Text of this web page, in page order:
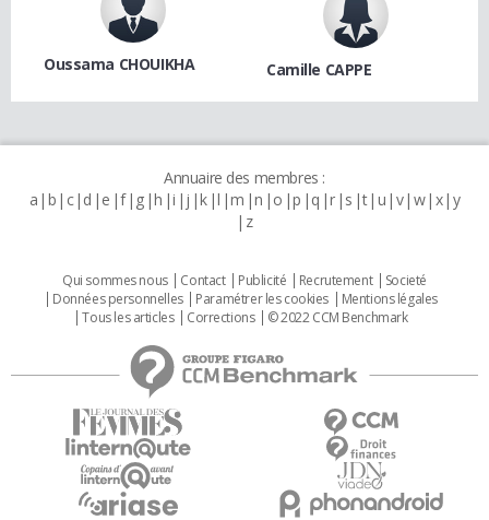
Oussama CHOUIKHA Camille CAPPE
Annuaire des membres :
a b c d e f g h i j k l m n o p q r s t u v w x y
z
Qui sommes nous Contact Publicité Recrutement
Societé
Données personnelles
Paramétrer les cookies
Mentions légales
Tous les articles
Corrections © 2022 CCM Benchmark